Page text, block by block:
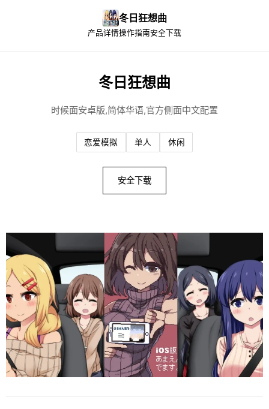
冬日狂想曲
产品详情操作指南安全下载
冬日狂想曲
时候面安卓版,简体华语,官方侧面中文配置
恋爱模拟 单人 休闲
安全下载